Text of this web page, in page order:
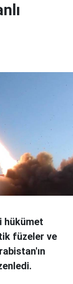
hükümet
füzeler ve